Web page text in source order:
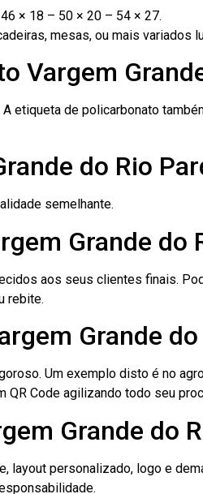
× 18 – 50 × 20 – 54 × 27.
mesas, ou mais variados
Vargem
etiqueta de policarbonato
do Rio
semelhante.
Grande do
aos seus clientes finais.
rebite.
Grande
Um exemplo disto é no
QR Code agilizando todo seu
Grande do
layout personalizado, logo e